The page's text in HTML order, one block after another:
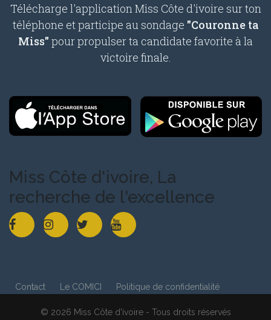
Télécharge l'application Miss Côte d'ivoire sur ton
téléphone et participe au sondage "Couronne ta
Miss" pour propulser ta candidate favorite à la
victoire finale.
Miss Côte d'ivoire, La
recherche de l'excellence
Contact Le COMICI Politique de confidentialité
© 2026 Miss Côte d'ivoire - Tous droits réservés